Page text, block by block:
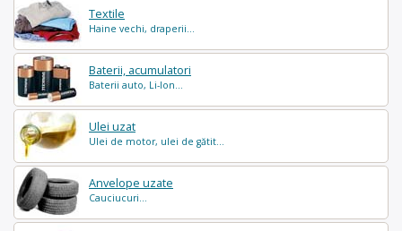
Textile
Haine vechi, draperii...
Baterii, acumulatori
Baterii auto, Li-Ion...
Ulei uzat
Ulei de motor, ulei de gătit...
Anvelope uzate
Cauciucuri...